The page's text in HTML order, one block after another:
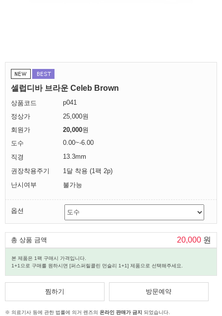
셀럽디바 브라운 Celeb Brown
상품코드
p041
정상가
25,000원
회원가
20,000원
도수
0.00~-6.00
직경
13.3mm
권장착용주기
1달 착용 (1팩 2p)
난시여부
불가능
옵션
총 상품 금액 20,000원
본 제품은 1팩 구매시 가격입니다.
1+1으로 구매를 원하시면 [퍼스퍼릴콜린 먼슬리 1+1] 제품으로 선택해주세요.
찜하기 방문예약
※ 의료기사 등에 관한 법률에 의거 렌즈의 온라인 판매가 금지
되었습니다.